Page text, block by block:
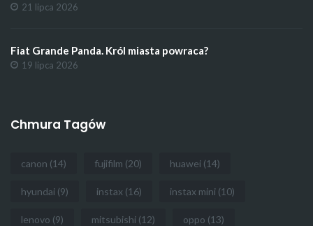
21 lipca 2026
Fiat Grande Panda. Król miasta powraca?
19 lipca 2026
Chmura Tagów
canon (14) fujifilm (20) huawei (14)
hyundai (9) instax (16) instax mini (10)
lenovo (9) mitsubishi (12) oppo (13)